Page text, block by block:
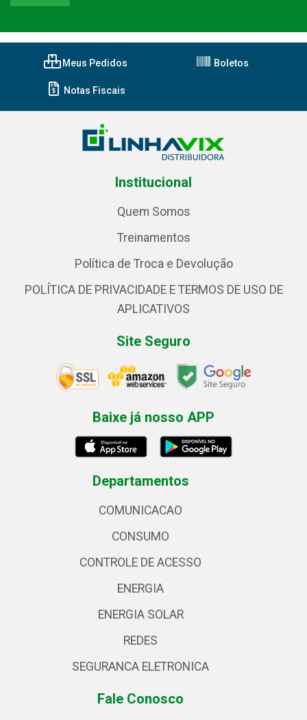
Meus Pedidos Boletos
Notas Fiscais
Institucional
Quem Somos
Treinamentos
Política de Troca e Devolução
POLÍTICA DE PRIVACIDADE E TERMOS DE USO DE
APLICATIVOS
Site Seguro
Baixe já nosso APP
Departamentos
COMUNICACAO
CONSUMO
CONTROLE DE ACESSO
ENERGIA
ENERGIA SOLAR
REDES
SEGURANCA ELETRONICA
Fale Conosco